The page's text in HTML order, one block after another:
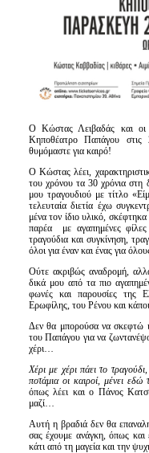
Ο Κώστας Λειβαδάς και οι
Κηποθέατρο Παπάγου
θυμόμαστε για καιρό!
Ο Κώστας λέει,
του χρόνου τα 30 χρόνια στη
μου τραγουδιού με τίτλο
τελευταία διετία έχω
μένα τον ίδιο υλικό,
παρέα με αγαπημένες φίλες
τραγούδια και συγκίνηση,
όλοι για έναν και ένας για
Ούτε ακριβώς αναδρομή,
δικά μου από τα πιο
φωνές και παρουσίες της
Ερωφίλης, του Ρένου και
Δεν θα μπορούσα να σκεφτώ
του Παπάγου για να
χέρι…
Χέρι με χέρι πάει το
ποτάμια οι καιροί, μένει
όπως λέει και ο Πάνος
μαζί…
Αυτή η βραδιά δεν θα
σας έχουμε ανάγκη, όπως
κάτι από τη μαγεία και την